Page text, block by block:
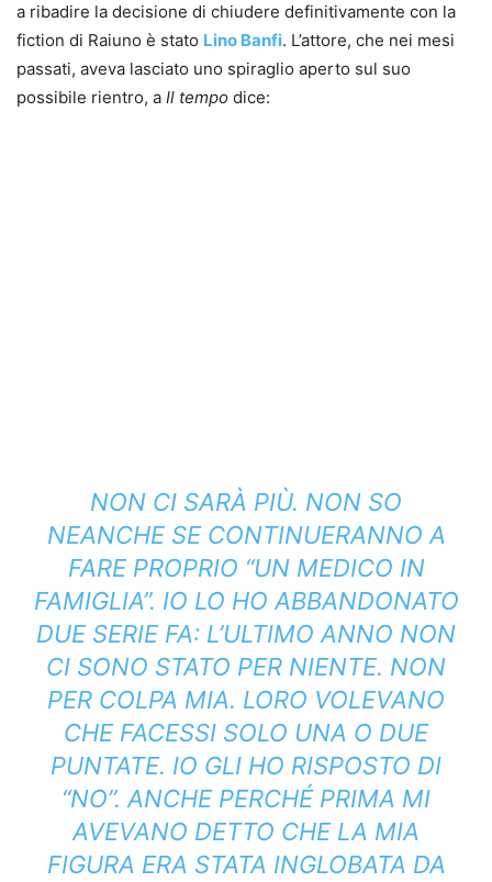
a ribadire la decisione di chiudere definitivamente con la
fiction di Raiuno è stato Lino Banfi. L’attore, che nei mesi
passati, aveva lasciato uno spiraglio aperto sul suo
possibile rientro, a Il tempo dice:
NON CI SARÀ PIÙ. NON SO
NEANCHE SE CONTINUERANNO A
FARE PROPRIO “UN MEDICO IN
FAMIGLIA”. IO LO HO ABBANDONATO
DUE SERIE FA: L’ULTIMO ANNO NON
CI SONO STATO PER NIENTE. NON
PER COLPA MIA. LORO VOLEVANO
CHE FACESSI SOLO UNA O DUE
PUNTATE. IO GLI HO RISPOSTO DI
“NO”. ANCHE PERCHÉ PRIMA MI
AVEVANO DETTO CHE LA MIA
FIGURA ERA STATA INGLOBATA DA